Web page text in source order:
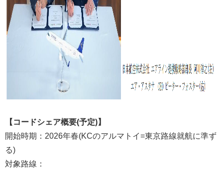
【コードシェア概要(予定)】
開始時期：2026年春(KCのアルマトイ=東京路線就航に準ず
る)
対象路線：